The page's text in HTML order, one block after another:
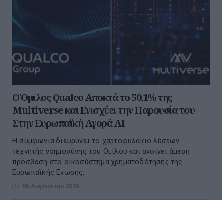
Ο Όμιλος Qualco Αποκτά το 50,1% της
Multiverse και Ενισχύει την Παρουσία του
Στην Ευρωπαϊκή Αγορά ΑΙ
Η συμφωνία διευρύνει το χαρτοφυλάκιο λύσεων
τεχνητής νοημοσύνης του Ομίλου και ανοίγει άμεση
πρόσβαση στο οικοσύστημα χρηματοδότησης της
Ευρωπαϊκής Ένωσης.
06 Αυγούστου 2026